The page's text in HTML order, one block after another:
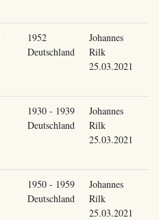
1952
Deutschland
Johannes
Rilk
25.03.2021
1930 - 1939
Deutschland
Johannes
Rilk
25.03.2021
1950 - 1959
Deutschland
Johannes
Rilk
25.03.2021